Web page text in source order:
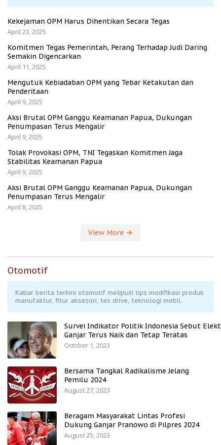
Kekejaman OPM Harus Dihentikan Secara Tegas
April 23, 2025
Komitmen Tegas Pemerintah, Perang Terhadap Judi Daring
Semakin Digencarkan
April 11, 2025
Mengutuk Kebiadaban OPM yang Tebar Ketakutan dan
Penderitaan
April 9, 2025
Aksi Brutal OPM Ganggu Keamanan Papua, Dukungan
Penumpasan Terus Mengalir
April 9, 2025
Tolak Provokasi OPM, TNI Tegaskan Komitmen Jaga
Stabilitas Keamanan Papua
April 9, 2025
Aksi Brutal OPM Ganggu Keamanan Papua, Dukungan
Penumpasan Terus Mengalir
April 8, 2025
View More
Otomotif
Kabar berita terkini otomotif meliputi tips modifikasi produk
manufaktur, fitur aksesori, tes drive, teknologi mobil.
Survei Indikator Politik Indonesia Sebut
Ganjar Terus Naik dan Tetap Teratas
October 1, 2023
Bersama Tangkal Radikalisme Jelang
Pemilu 2024
August 27, 2023
Beragam Masyarakat Lintas Profesi
Dukung Ganjar Pranowo di Pilpres 2024
August 25, 2023